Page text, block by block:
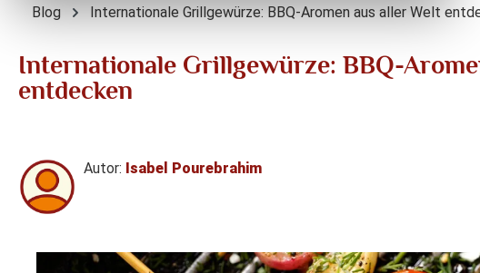
Blog Internationale Grillgewürze: BBQ-Aromen aus aller Welt
Internationale Grillgewürze: BBQ-
entdecken
Autor: Isabel Pourebrahim